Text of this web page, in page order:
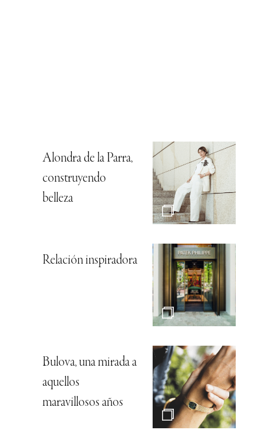
Alondra de la Parra,
construyendo
belleza
Relación inspiradora
Bulova, una mirada a
aquellos
maravillosos años